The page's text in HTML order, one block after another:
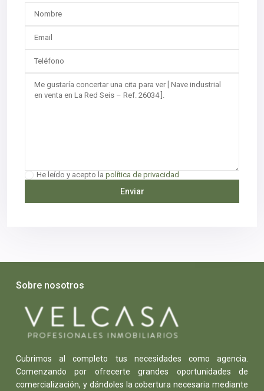
He leído y acepto la política de privacidad
Sobre nosotros
Cubrimos al completo tus necesidades como agencia.
Comenzando por ofrecerte grandes oportunidades de
comercialización, y dándoles la cobertura necesaria mediante